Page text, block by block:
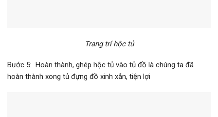
Trang trí hộc tủ
Bước 5: Hoàn thành, ghép hộc tủ vào tủ đồ là chúng ta đã
hoàn thành xong tủ đựng đồ xinh xắn, tiện lợi